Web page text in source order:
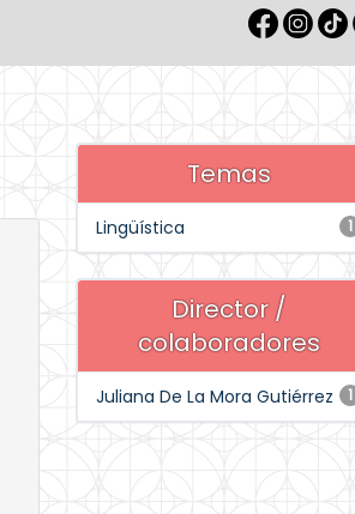
Temas
1
Lingüística
Director /
colaboradores
1
Juliana De La Mora Gutiérrez